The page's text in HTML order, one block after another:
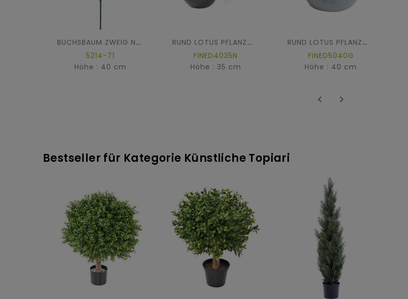
BUCHSBAUM ZWEIG NEW
5214-71
Höhe : 40 cm
RUND LOTUS PFLANZWÜRFEL FIBER
FINED4035N
Höhe : 35 cm
RUND LOTUS PFLANZWÜRFEL FIBER
FINED5040G
Höhe : 40 cm
 
Bestseller für Kategorie Künstliche Topiari